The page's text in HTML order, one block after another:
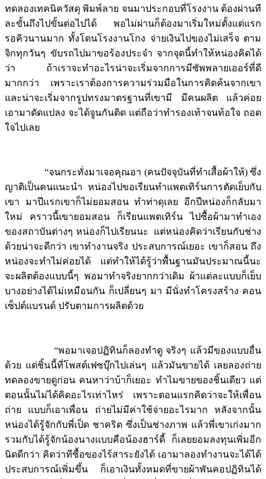
ทดลองเทคนิควัสดุ พิมพ์ลาย จนมาประกอบที่โรงงาน ต้องผ่านที
ละขั้นถึงไปขั้นต่อไปได้ พอไม่ผ่านก็ต้องมาเริ่มใหม่ตั้งแต่แรก
รอคิวนานมาก ทั้งโดนโรงงานโกง จ่ายเงินไปของไม่เสร็จ ตาม
จิกทุกวันๆ ขับรถไปมาขอร้องประจำ จากจุดนี้ทำให้หน่องคิดได้
ว่า ถ้าเราจะทำอะไรน่าจะเริ่มจากการมีซัพพลายเออร์ที่ดี
มากกว่า เพราะเราต้องการความร่วมมือในการคิดค้นจากเขา
และน่าจะเริ่มจากรูปทรงมาตรฐานที่เขามี มีคนผลิต แล้วค่อย
เอามาดัดแปลง จะได้จูนกันติด แต่ถือว่าทำรองเท้าจนท้อใจ ถอด
ใจไปเลย
“จนกระทั่งมาเจอคุณอา (คนปัจจุบันที่ทำเสื้อผ้าให้) ซึ่ง
ญาติเป็นคนแนะนำ หน่องไปขอเรียนทำแพตเทิร์นการตัดเย็บกับ
เขา มาปีแรกเขาก็ไม่ยอมสอน ทำท่าดุเลย อีกปีหน่องก็กลับมา
ใหม่ คราวนี้เขายอมสอน ก็เรียนแพตเทิร์น ไปซื้อผ้ามาทำเอง
ของสถาบันต่างๆ หน่องก็ไปเรียนนะ แต่หน่องคิดว่าเรียนกับช่าง
ด้วยน่าจะดีกว่า เขาทำงานจริง ประสบการณ์เยอะ เขาก็สอน ถึง
หน่องจะทำไม่ค่อยได้ แต่ทำให้ได้รู้ว่าพื้นฐานมันประมาณนี้นะ
จะผลิตต้องแบบนี้ๆ พอมาทำจริงยากกว่าเดิม ผ้าแต่ละแบบก็เย็บ
บางอย่างได้ไม่เหมือนกัน ก็เปลี่ยนๆ มา มีนั่งทำโครงสร้าง คอน
เซ็ปต์แบรนด์ ปรับตามการผลิตด้วย
“พอมาเจอปฏิทินก็ลองทำดู จริงๆ แล้วมีของแบบอื่น
ด้วย แต่ชิ้นนี้ที่โพสต์เฟซบุ๊กไปเล่นๆ แล้วมันขายได้ เลยลองถ่าย
ทดลองขายดูก่อน คนหาว่าบ้าก็เยอะ ทำไมขายของชิ้นเดียว แต่
ตอนนั้นไม่ได้คิดอะไรเท่าไหร่ เพราะตอนแรกคิดว่าจะให้เพื่อน
ถ่าย แบบก็เอาเพื่อน ถ่ายไม่มีค่าใช้จ่ายอะไรมาก หลังจากนั้น
หน่องได้รู้จักกับพี่เป็ด ชาคริต ซึ่งเป็นช่างภาพ แล้วพี่เขาเก่งมาก
รวมกับได้รู้จักน้องนางแบบคือน้องฮาร์ดี้ ก็เลยยอมลงทุนเพิ่มอีก
นิดดีกว่า คิดว่าทีซื้อของไร้สาระยังได้ เอามาลองทำงานจะได้ได้
ประสบการณ์เพิ่มขึ้น ก็เอาเงินทั้งหมดที่ขายผ้าพันคอปฏิทินได้